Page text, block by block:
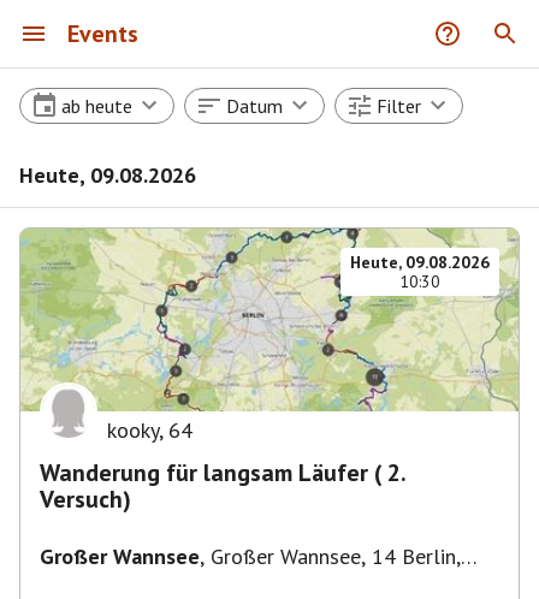
Events
ab heute Datum Filter
Heute, 09.08.2026
Heute, 09.08.2026
10:30
kooky, 64
Wanderung für langsam Läufer ( 2.
Versuch)
Großer Wannsee, Großer Wannsee, 14 Berlin,